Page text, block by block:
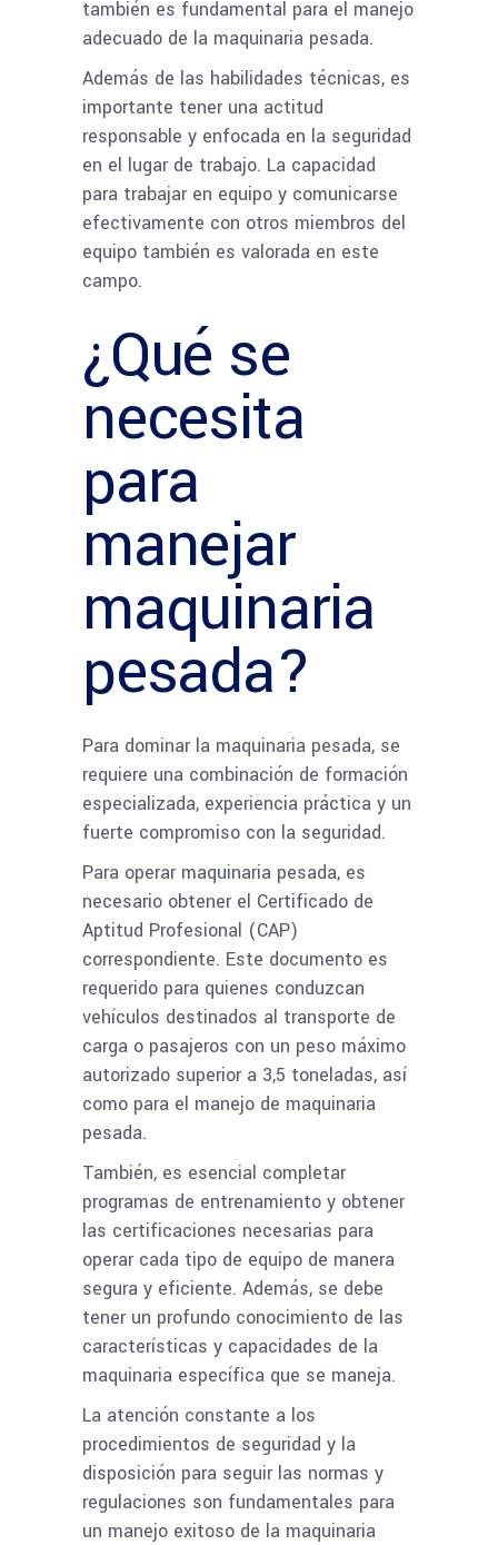
también es fundamental para el manejo
adecuado de la maquinaria pesada.
Además de las habilidades técnicas, es
importante tener una actitud
responsable y enfocada en la seguridad
en el lugar de trabajo. La capacidad
para trabajar en equipo y comunicarse
efectivamente con otros miembros del
equipo también es valorada en este
campo.
¿Qué se
necesita
para
manejar
maquinaria
pesada?
Para dominar la maquinaria pesada, se
requiere una combinación de formación
especializada, experiencia práctica y un
fuerte compromiso con la seguridad.
Para operar maquinaria pesada, es
necesario obtener el Certificado de
Aptitud Profesional (CAP)
correspondiente. Este documento es
requerido para quienes conduzcan
vehículos destinados al transporte de
carga o pasajeros con un peso máximo
autorizado superior a 3,5 toneladas, así
como para el manejo de maquinaria
pesada.
También, es esencial completar
programas de entrenamiento y obtener
las certificaciones necesarias para
operar cada tipo de equipo de manera
segura y eficiente. Además, se debe
tener un profundo conocimiento de las
características y capacidades de la
maquinaria específica que se maneja.
La atención constante a los
procedimientos de seguridad y la
disposición para seguir las normas y
regulaciones son fundamentales para
un manejo exitoso de la maquinaria